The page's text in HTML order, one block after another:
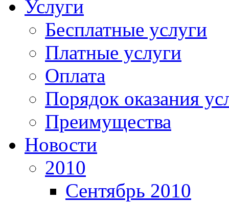
Услуги
Бесплатные услуги
Платные услуги
Оплата
Порядок оказания
Преимущества
Новости
2010
Сентябрь 2010